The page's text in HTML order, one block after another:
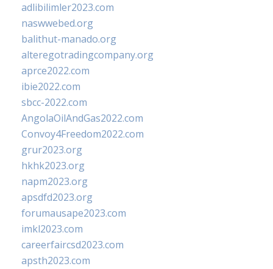
adlibilimler2023.com
naswwebed.org
balithut-manado.org
alteregotradingcompany.org
aprce2022.com
ibie2022.com
sbcc-2022.com
AngolaOilAndGas2022.com
Convoy4Freedom2022.com
grur2023.org
hkhk2023.org
napm2023.org
apsdfd2023.org
forumausape2023.com
imkl2023.com
careerfaircsd2023.com
apsth2023.com